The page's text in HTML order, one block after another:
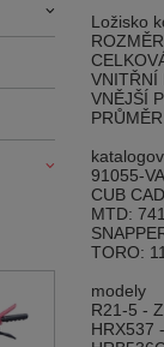
Ložisko
VNITŘNÍ
VNĚJŠÍ
91055-
CUB
MTD:
TORO:
modely
R21-5 -
HRX537